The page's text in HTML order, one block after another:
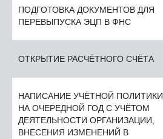
ПОДГОТОВКА ДОКУМЕНТОВ ДЛЯ
ПЕРЕВЫПУСКА ЭЦП В ФНС
ОТКРЫТИЕ РАСЧЁТНОГО СЧЁТА
НАПИСАНИЕ УЧЁТНОЙ ПОЛИТИКИ
НА ОЧЕРЕДНОЙ ГОД С УЧЁТОМ
ДЕЯТЕЛЬНОСТИ ОРГАНИЗАЦИИ,
ВНЕСЕНИЯ ИЗМЕНЕНИЙ В